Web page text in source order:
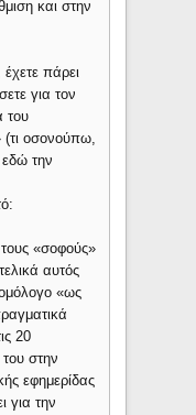
και στην
πάρει
για τον
του
οσονούπω,
την
«σοφούς»
αυτός
«ως
20
στην
εφημερίδας
για την